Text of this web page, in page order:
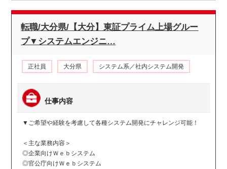
転職/大分県/【大分】東証プライム上場グルー
プ▼システムエンジニ…
正社員 大分県 システム系／社内システム開発
仕事内容
▼ご希望や経験を考慮して各種システム開発にチャレンジ可能！
＜主な業務内容＞
◎企業向けＷｅｂシステム
◎官公庁向けＷｅｂシステム